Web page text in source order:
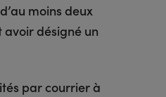
moins deux
avoir désigné un
par courrier à